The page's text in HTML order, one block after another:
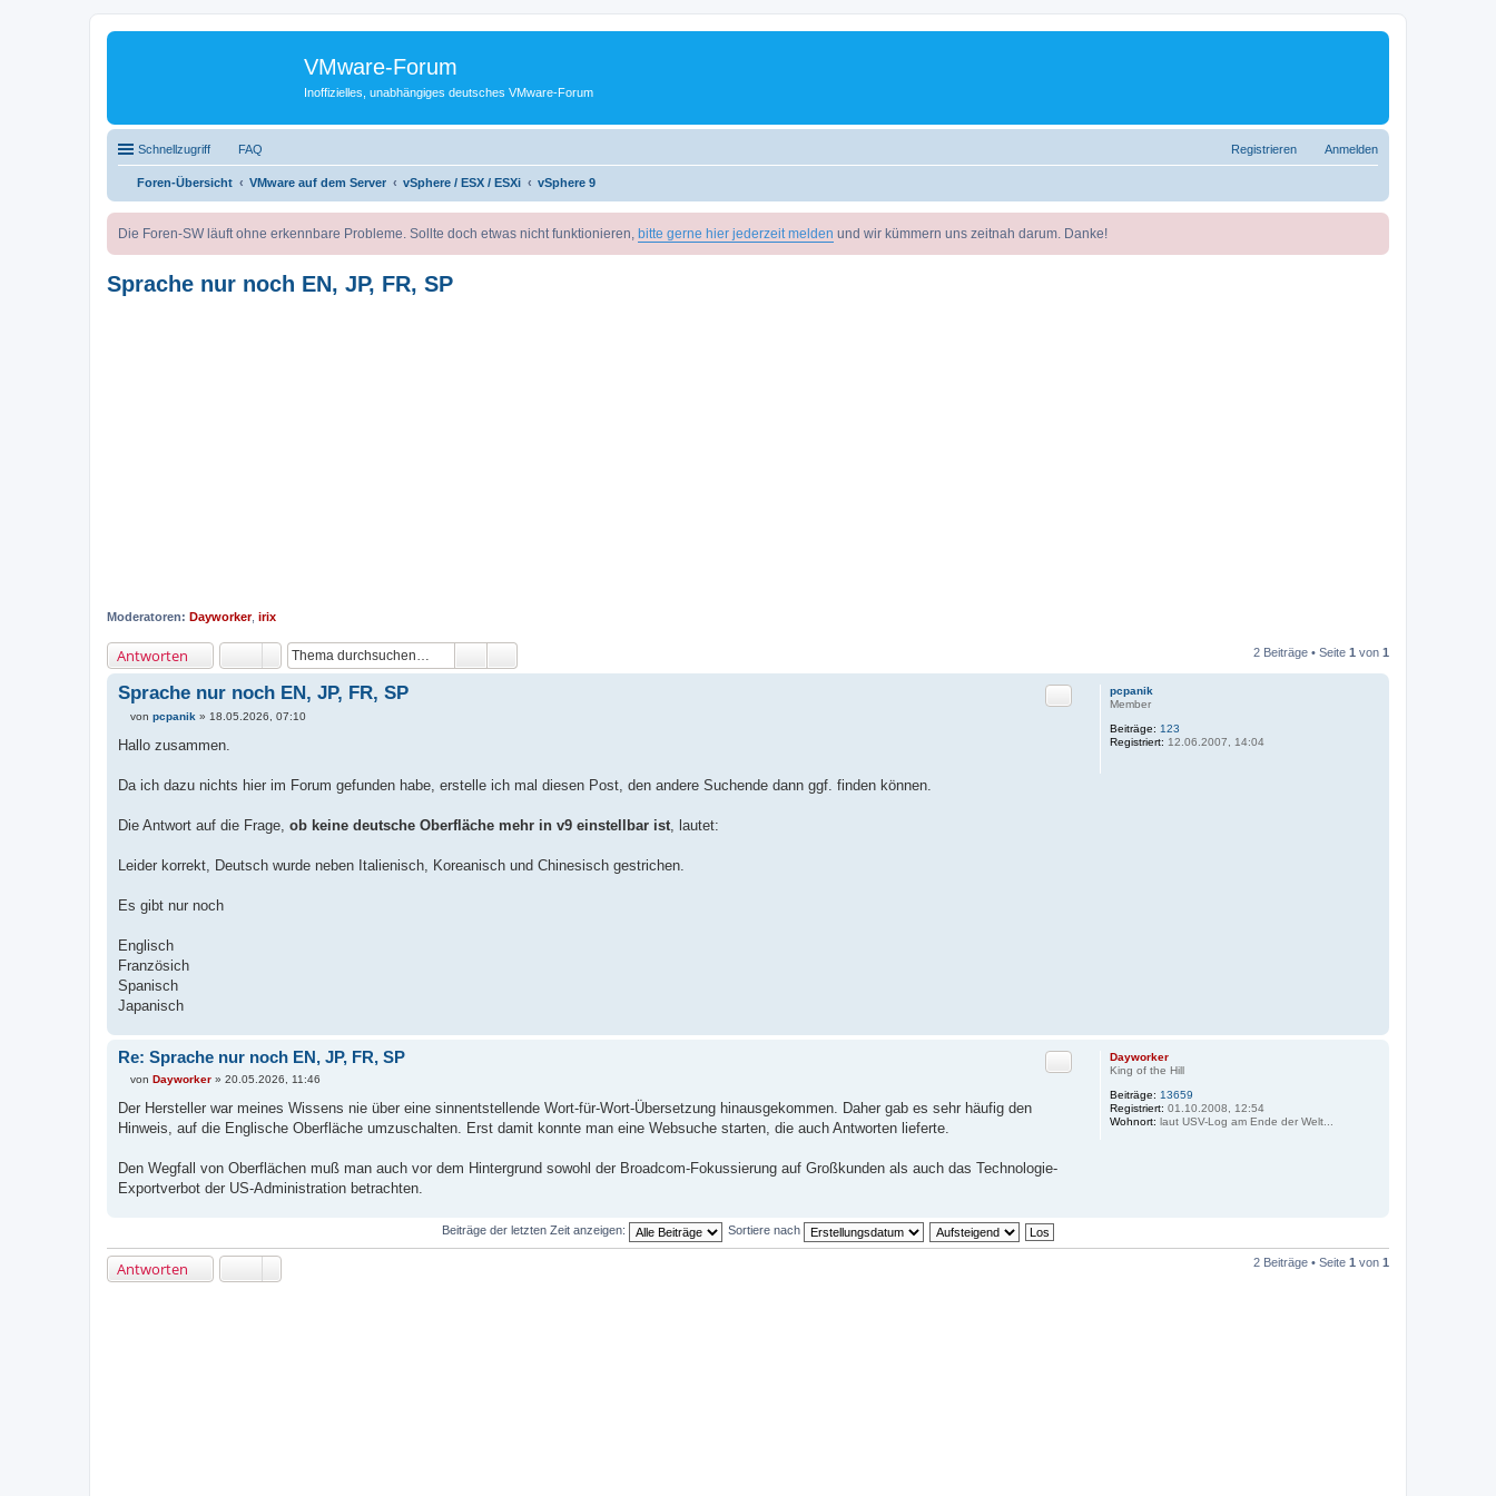
VMware-Forum
Inoffizielles, unabhängiges deutsches VMware-Forum
Schnellzugriff FAQ Anmelden
Registrieren
Foren-Übersicht VMware auf dem Server vSphere / ESX / ESXi vSphere 9
Die Foren-SW läuft ohne erkennbare Probleme. Sollte doch etwas nicht funktionieren, bitte gerne hier jederzeit melden und wir kümmern uns zeitnah darum. Danke!
Sprache nur noch EN, JP, FR, SP
Moderatoren: Dayworker, irix
Antworten 2 Beiträge • Seite 1 von 1
pcpanik
Member
Beiträge: 123
Registriert: 12.06.2007, 14:04
Sprache nur noch EN, JP, FR, SP Zitat
e
i
a
von pcpanik » 18.05.2026, 07:10
Hallo zusammen.
Da ich dazu nichts hier im Forum gefunden habe, erstelle ich mal diesen Post, den andere Suchende dann ggf. finden können.
Die Antwort auf die Frage, ob keine deutsche Oberfläche mehr in v9 einstellbar ist, lautet:
Leider korrekt, Deutsch wurde neben Italienisch, Koreanisch und Chinesisch gestrichen.
Es gibt nur noch
Englisch
Französich
Spanisch
Japanisch
Dayworker
King of the Hill
Beiträge: 13659
Registriert: 01.10.2008, 12:54
Wohnort: laut USV-Log am Ende der Welt...
Re: Sprache nur noch EN, JP, FR, SP Zitat
i
t
g
von Dayworker » 20.05.2026, 11:46
Der Hersteller war meines Wissens nie über eine sinnentstellende Wort-für-Wort-Übersetzung hinausgekommen. Daher gab es sehr häufig den
Hinweis, auf die Englische Oberfläche umzuschalten. Erst damit konnte man eine Websuche starten, die auch Antworten lieferte.
Den Wegfall von Oberflächen muß man auch vor dem Hintergrund sowohl der Broadcom-Fokussierung auf Großkunden als auch das Technologie-
Exportverbot der US-Administration betrachten.
Beiträge der letzten Zeit anzeigen: Sortiere nach
Antworten 2 Beiträge • Seite 1 von 1